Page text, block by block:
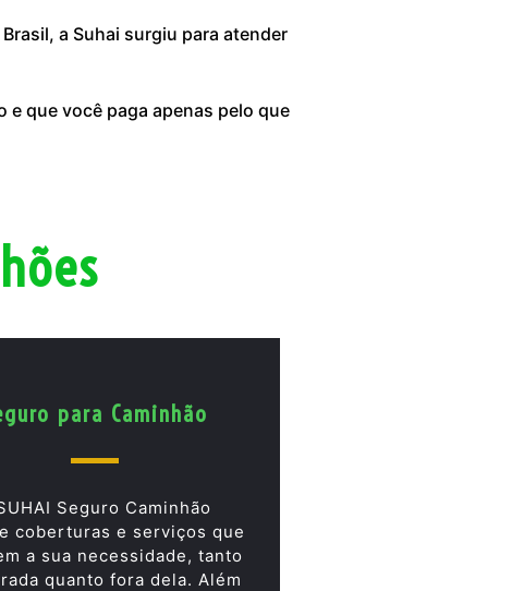
a Suhai surgiu para atender
que você paga apenas pelo que
para Caminhão
Seguro Caminhão
coberturas e serviços que
a sua necessidade, tanto
quanto fora dela. Além